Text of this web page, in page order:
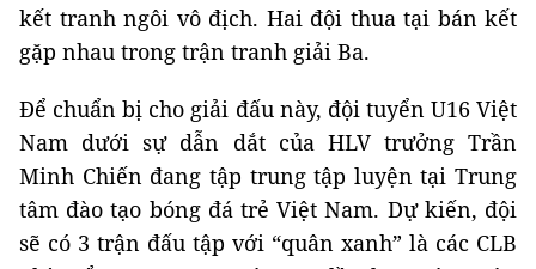
kết tranh ngôi vô địch. Hai đội thua tại bán kết
gặp nhau trong trận tranh giải Ba.
Để chuẩn bị cho giải đấu này, đội tuyển U16 Việt
Nam dưới sự dẫn dắt của HLV trưởng Trần
Minh Chiến đang tập trung tập luyện tại Trung
tâm đào tạo bóng đá trẻ Việt Nam. Dự kiến, đội
sẽ có 3 trận đấu tập với “quân xanh” là các CLB